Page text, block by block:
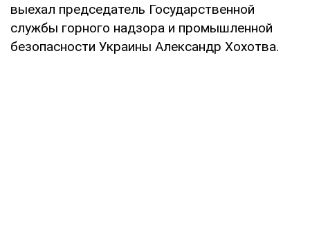
выехал председатель Государственной
службы горного надзора и промышленной
безопасности Украины Александр Хохотва.